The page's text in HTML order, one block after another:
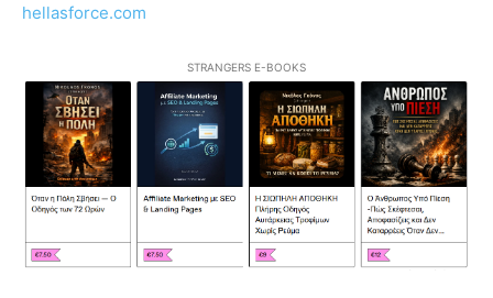
hellasforce.com
STRANGERS E-BOOKS